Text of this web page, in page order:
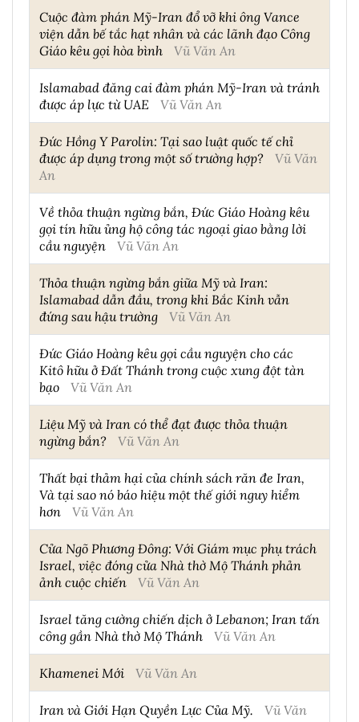
Cuộc đàm phán Mỹ-Iran đổ vỡ khi ông Vance
viện dẫn bế tắc hạt nhân và các lãnh đạo Công
Giáo kêu gọi hòa bình
Vũ Văn An
Islamabad đăng cai đàm phán Mỹ-Iran và tránh
được áp lực từ UAE
Vũ Văn An
Đức Hồng Y Parolin: Tại sao luật quốc tế chỉ
được áp dụng trong một số trường hợp?
Vũ Văn
An
Về thỏa thuận ngừng bắn, Đức Giáo Hoàng kêu
gọi tín hữu ủng hộ công tác ngoại giao bằng lời
cầu nguyện
Vũ Văn An
Thỏa thuận ngừng bắn giữa Mỹ và Iran:
Islamabad dẫn đầu, trong khi Bắc Kinh vẫn
đứng sau hậu trường
Vũ Văn An
Đức Giáo Hoàng kêu gọi cầu nguyện cho các
Kitô hữu ở Đất Thánh trong cuộc xung đột tàn
bạo
Vũ Văn An
Liệu Mỹ và Iran có thể đạt được thỏa thuận
ngừng bắn?
Vũ Văn An
Thất bại thảm hại của chính sách răn đe Iran,
Và tại sao nó báo hiệu một thế giới nguy hiểm
hơn
Vũ Văn An
Cửa Ngõ Phương Đông: Với Giám mục phụ trách
Israel, việc đóng cửa Nhà thờ Mộ Thánh phản
ảnh cuộc chiến
Vũ Văn An
Israel tăng cường chiến dịch ở Lebanon; Iran tấn
công gần Nhà thờ Mộ Thánh
Vũ Văn An
Khamenei Mới Vũ Văn An
Iran và Giới Hạn Quyền Lực Của Mỹ.
Vũ Văn